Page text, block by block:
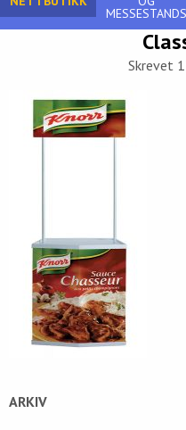
MESSESTANDS
Skrevet
ARKIV